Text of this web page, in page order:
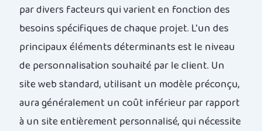
par divers facteurs qui varient en fonction des
besoins spécifiques de chaque projet. L’un des
principaux éléments déterminants est le niveau
de personnalisation souhaité par le client. Un
site web standard, utilisant un modèle préconçu,
aura généralement un coût inférieur par rapport
à un site entièrement personnalisé, qui nécessite